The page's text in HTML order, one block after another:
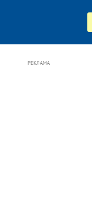
РЕКЛАМА